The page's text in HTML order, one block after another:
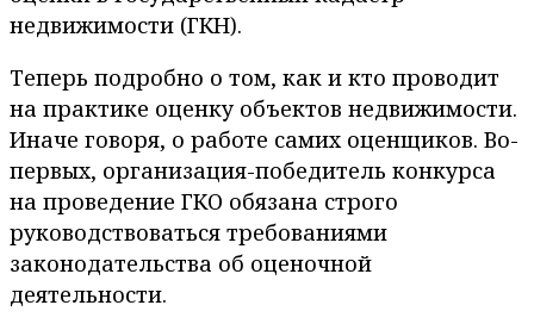
недвижимости (ГКН).
Теперь подробно о том, как и кто проводит
на практике оценку объектов недвижимости.
Иначе говоря, о работе самих оценщиков. Во-
первых, организация-победитель конкурса
на проведение ГКО обязана строго
руководствоваться требованиями
законодательства об оценочной
деятельности.